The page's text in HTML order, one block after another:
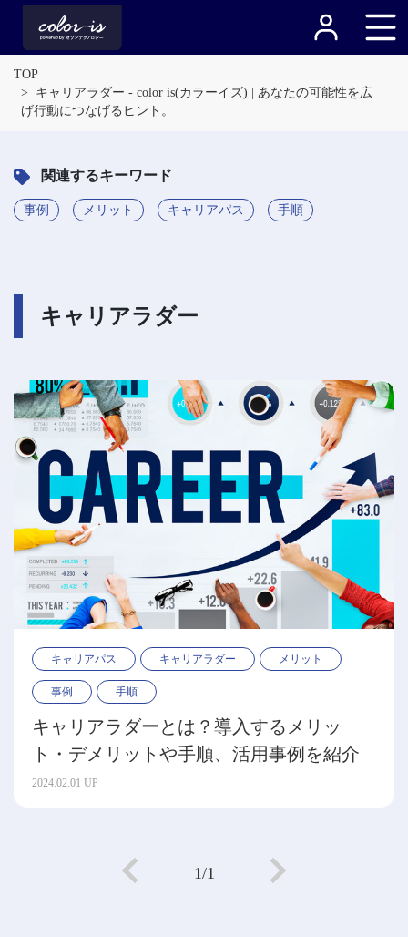
TOP
キャリアラダー - color is(カラーイズ) | あなたの可能性を広
げ行動につなげるヒント。
関連するキーワード
事例 メリット キャリアパス 手順
キャリアラダー
キャリアパス キャリアラダー メリット
事例 手順
キャリアラダーとは？導入するメリッ
ト・デメリットや手順、活用事例を紹介
2024.02.01 UP
1/1